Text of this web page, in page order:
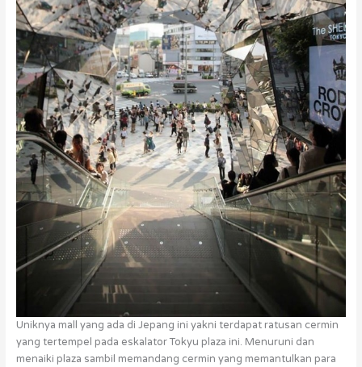
Uniknya mall yang ada di Jepang ini yakni terdapat ratusan cermin
yang tertempel pada eskalator Tokyu plaza ini. Menuruni dan
menaiki plaza sambil memandang cermin yang memantulkan para